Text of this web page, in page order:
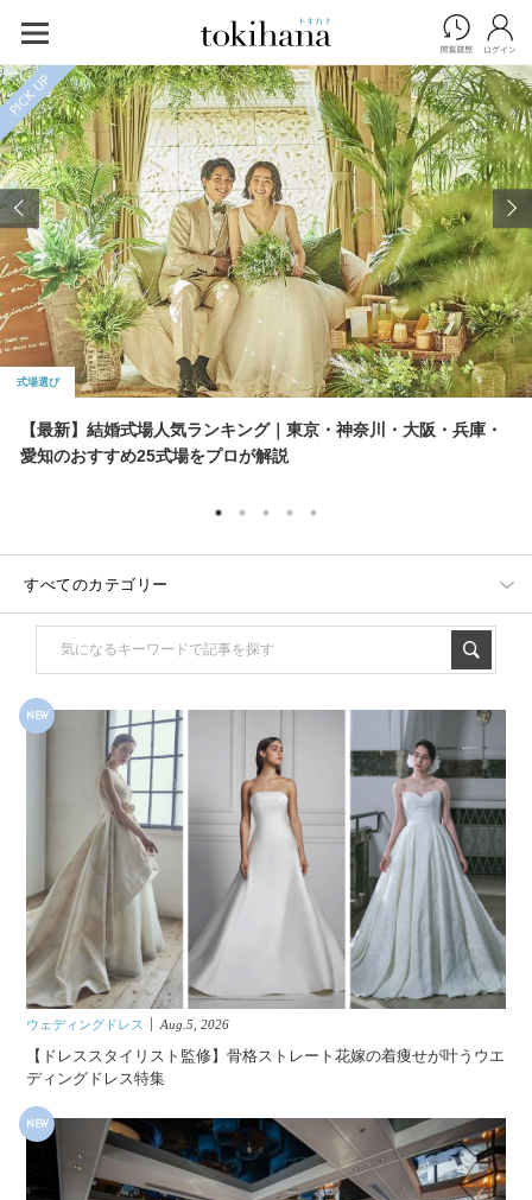
PICK UP
式場選び
【最新】結婚式場人気ランキング｜東京・神奈川・大阪・兵庫・
愛知のおすすめ25式場をプロが解説
NEW
ウェディングドレス Aug.5, 2026
【ドレススタイリスト監修】骨格ストレート花嫁の着痩せが叶うウエ
ディングドレス特集
NEW